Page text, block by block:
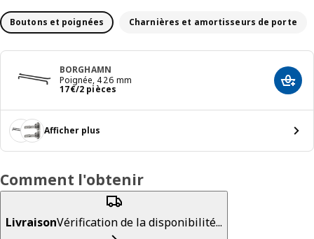
Boutons et poignées Charnières et amortisseurs de porte
BORGHAMN
Poignée, 426 mm
17€/2 pièces
Prix 17€/2 pièces
Afficher plus
Comment l'obtenir
LivraisonVérification de la disponibilité...